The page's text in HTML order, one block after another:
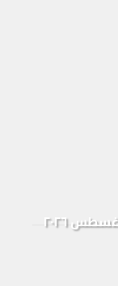
خدمة الكنيسة المباشر يوم الأحد ٢ أغسطس ٢٠٢٦